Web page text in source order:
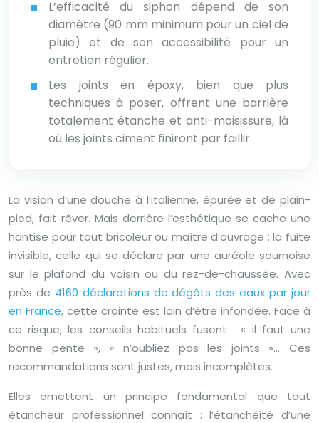
L’efficacité du siphon dépend de son
diamètre (90 mm minimum pour un ciel de
pluie) et de son accessibilité pour un
entretien régulier.
Les joints en époxy, bien que plus
techniques à poser, offrent une barrière
totalement étanche et anti-moisissure, là
où les joints ciment finiront par faillir.
La vision d’une douche à l’italienne, épurée et de plain-
pied, fait rêver. Mais derrière l’esthétique se cache une
hantise pour tout bricoleur ou maître d’ouvrage : la fuite
invisible, celle qui se déclare par une auréole sournoise
sur le plafond du voisin ou du rez-de-chaussée. Avec
près de 4160 déclarations de dégâts des eaux par jour
en France, cette crainte est loin d’être infondée. Face à
ce risque, les conseils habituels fusent : « il faut une
bonne pente », « n’oubliez pas les joints »… Ces
recommandations sont justes, mais incomplètes.
Elles omettent un principe fondamental que tout
étancheur professionnel connaît : l’étanchéité d’une